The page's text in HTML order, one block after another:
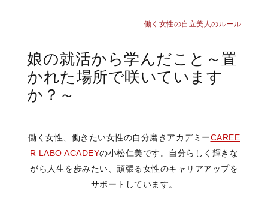
働く女性の自立美人のルール
娘の就活から学んだこと～置
かれた場所で咲いています
か？～
働く女性、働きたい女性の自分磨きアカデミーCAREE
R LABO ACADEYの小松仁美です。自分らしく輝きな
がら人生を歩みたい、頑張る女性のキャリアアップを
サポートしています。